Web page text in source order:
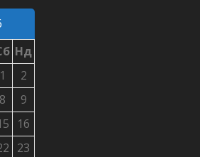
Нд
1
2
8
9
16
23